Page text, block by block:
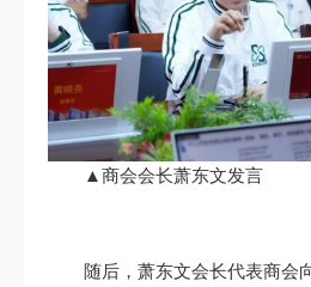
▲商会会长萧东文发言
随后，萧东文会长代表商会